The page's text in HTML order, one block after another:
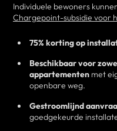
Individuele bewoners
Chargepoint-subsidie voor
75% korting op
Beschikbaar voor
appartementen met
openbare weg.
Gestroomlijnd
goedgekeurde